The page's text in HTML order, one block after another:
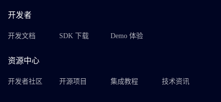
开发者
开发文档 SDK 下载 Demo 体验
资源中心
开发者社区 开源项目 集成教程 技术资讯